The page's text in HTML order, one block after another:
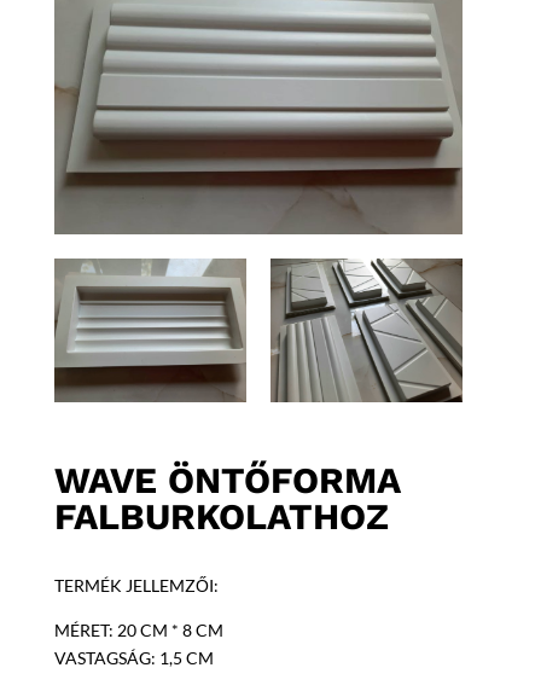
WAVE ÖNTŐFORMA
FALBURKOLATHOZ
TERMÉK JELLEMZŐI:
MÉRET: 20 CM * 8 CM
VASTAGSÁG: 1,5 CM